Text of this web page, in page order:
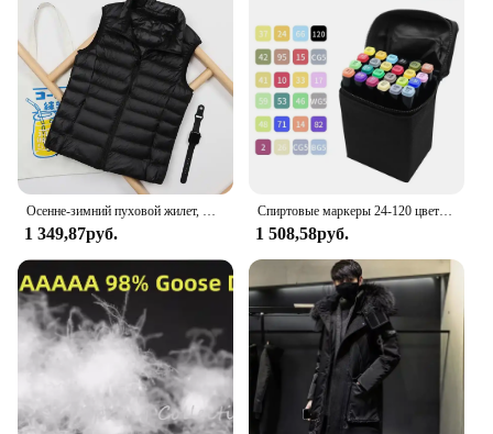
1 349,87руб.
Спиртовые маркеры 24-120 цветов, одиночные художественные маркеры, кисть, ручка, эскизные маркеры на основе двойной головки, ручки для рисования манги
1 508,58руб.